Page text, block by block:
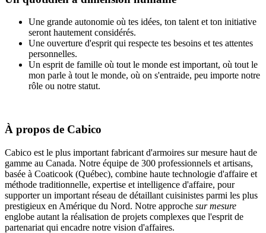
Une grande autonomie où tes idées, ton talent et ton initiative
seront hautement considérés.
Une ouverture d'esprit qui respecte tes besoins et tes attentes
personnelles.
Un esprit de famille où tout le monde est important, où tout le
mon parle à tout le monde, où on s'entraide, peu importe notre
rôle ou notre statut.
À propos de Cabico
Cabico est le plus important fabricant d'armoires sur mesure haut de
gamme au Canada. Notre équipe de 300 professionnels et artisans,
basée à Coaticook (Québec), combine haute technologie d'affaire et
méthode traditionnelle, expertise et intelligence d'affaire, pour
supporter un important réseau de détaillant cuisinistes parmi les plus
prestigieux en Amérique du Nord. Notre approche sur mesure
englobe autant la réalisation de projets complexes que l'esprit de
partenariat qui encadre notre vision d'affaires.